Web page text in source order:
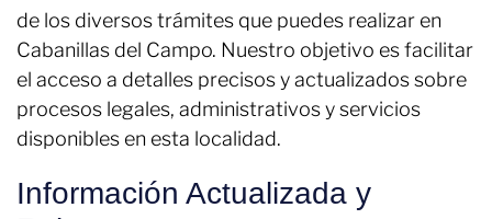
de los diversos trámites que puedes realizar en
Cabanillas del Campo. Nuestro objetivo es facilitar
el acceso a detalles precisos y actualizados sobre
procesos legales, administrativos y servicios
disponibles en esta localidad.
Información Actualizada y